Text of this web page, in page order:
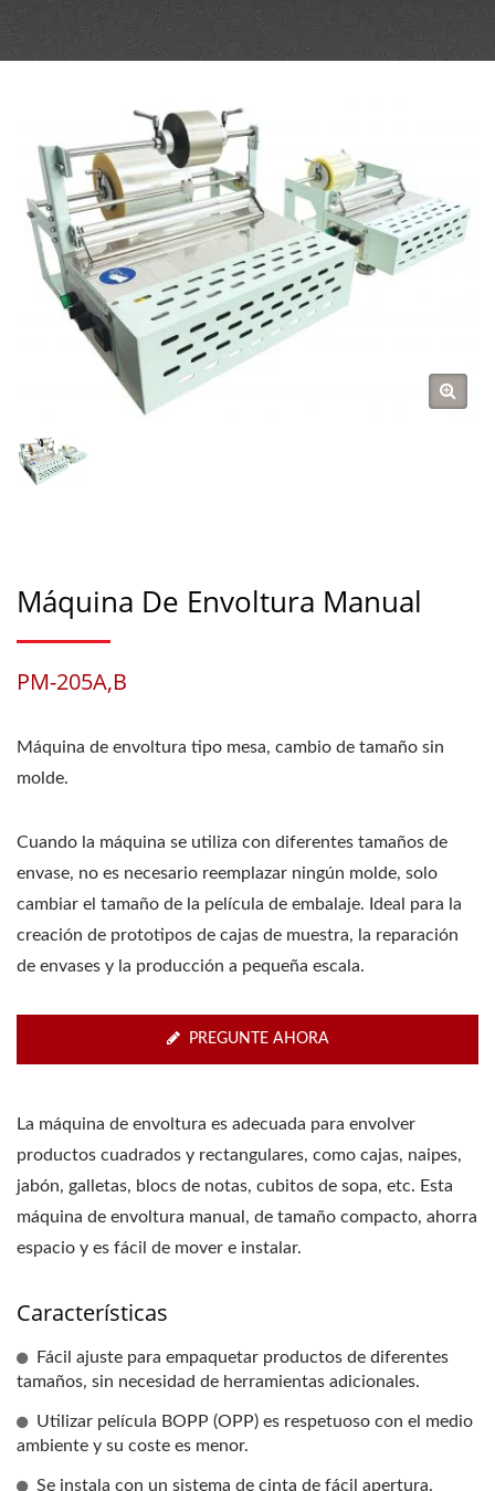
Máquina De Envoltura Manual
PM-205A,B
Máquina de envoltura tipo mesa, cambio de tamaño sin
molde.
Cuando la máquina se utiliza con diferentes tamaños de
envase, no es necesario reemplazar ningún molde, solo
cambiar el tamaño de la película de embalaje. Ideal para la
creación de prototipos de cajas de muestra, la reparación
de envases y la producción a pequeña escala.
PREGUNTE AHORA
La máquina de envoltura es adecuada para envolver
productos cuadrados y rectangulares, como cajas, naipes,
jabón, galletas, blocs de notas, cubitos de sopa, etc. Esta
máquina de envoltura manual, de tamaño compacto, ahorra
espacio y es fácil de mover e instalar.
Características
Fácil ajuste para empaquetar productos de diferentes
tamaños, sin necesidad de herramientas adicionales.
Utilizar película BOPP (OPP) es respetuoso con el medio
ambiente y su coste es menor.
Se instala con un sistema de cinta de fácil apertura.